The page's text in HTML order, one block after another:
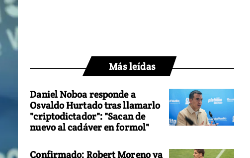
Más leídas
Daniel Noboa responde a
Osvaldo Hurtado tras llamarlo
"criptodictador": "Sacan de
nuevo al cadáver en formol"
Confirmado: Robert Moreno ya